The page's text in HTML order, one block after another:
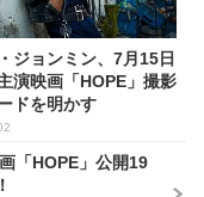
ジョンミン、7月15日
演映画「HOPE」撮影
ドを明かす
「HOPE」公開19